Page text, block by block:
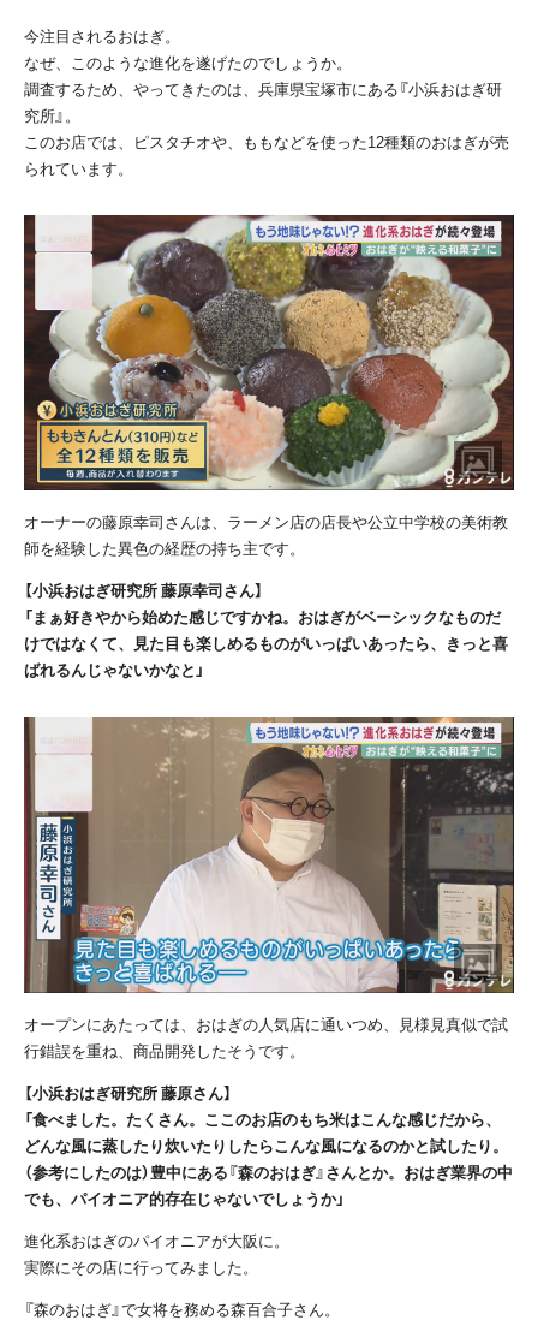
今注目されるおはぎ。
なぜ、このような進化を遂げたのでしょうか。
調査するため、やってきたのは、兵庫県宝塚市にある『小浜おはぎ研
究所』。
このお店では、ピスタチオや、ももなどを使った12種類のおはぎが売
られています。
オーナーの藤原幸司さんは、ラーメン店の店長や公立中学校の美術教
師を経験した異色の経歴の持ち主です。
【小浜おはぎ研究所 藤原幸司さん】
「まぁ好きやから始めた感じですかね。おはぎがベーシックなものだ
けではなくて、見た目も楽しめるものがいっぱいあったら、きっと喜
ばれるんじゃないかなと」
オープンにあたっては、おはぎの人気店に通いつめ、見様見真似で試
行錯誤を重ね、商品開発したそうです。
【小浜おはぎ研究所 藤原さん】
「食べました。たくさん。ここのお店のもち米はこんな感じだから、
どんな風に蒸したり炊いたりしたらこんな風になるのかと試したり。
（参考にしたのは）豊中にある『森のおはぎ』さんとか。おはぎ業界の中
でも、パイオニア的存在じゃないでしょうか」
進化系おはぎのパイオニアが大阪に。
実際にその店に行ってみました。
『森のおはぎ』で女将を務める森百合子さん。